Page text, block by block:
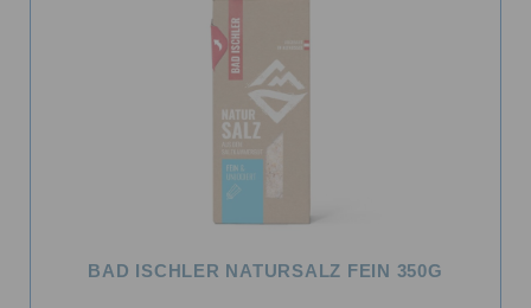
BAD ISCHLER NATURSALZ FEIN 350G